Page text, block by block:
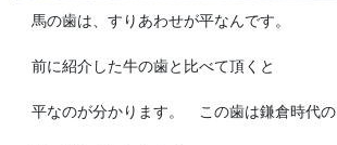
馬の歯は、すりあわせが平なんです。
前に紹介した牛の歯と比べて頂くと
平なのが分かります。 この歯は鎌倉時代の